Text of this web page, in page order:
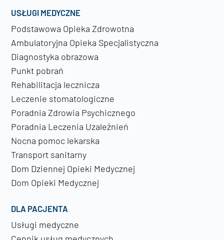
USŁUGI MEDYCZNE
Podstawowa Opieka Zdrowotna
Ambulatoryjna Opieka Specjalistyczna
Diagnostyka obrazowa
Punkt pobrań
Rehabilitacja lecznicza
Leczenie stomatologiczne
Poradnia Zdrowia Psychicznego
Poradnia Leczenia Uzależnień
Nocna pomoc lekarska
Transport sanitarny
Dom Dziennej Opieki Medycznej
Dom Opieki Medycznej
DLA PACJENTA
Usługi medyczne